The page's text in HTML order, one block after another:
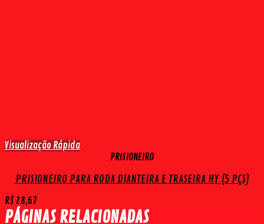
Visualização Rápida
PRISIONEIRO
PRISIONEIRO PARA RODA DIANTEIRA E TRASEIRA HY (5 PÇS)
R$ 28,67
PÁGINAS RELACIONADAS